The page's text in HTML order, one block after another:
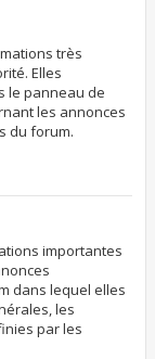
très
Elles
le panneau de
les annonces
du forum.
importantes
dans lequel elles
les
par les